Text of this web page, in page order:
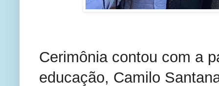
Cerimônia contou com a
educação, Camilo